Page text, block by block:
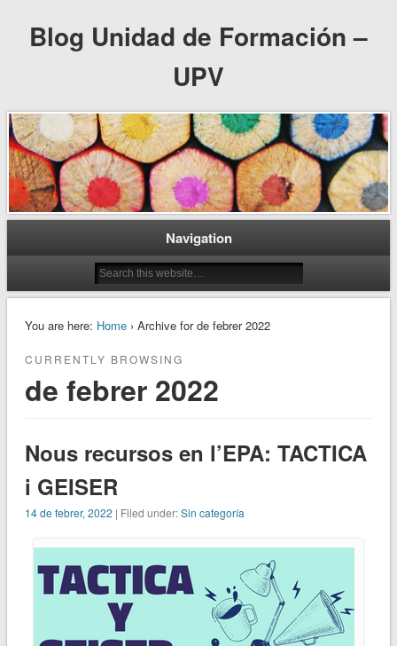
Blog Unidad de Formación –
UPV
Navigation
You are here: Home› Archive for de febrer 2022
CURRENTLY BROWSING
de febrer 2022
Nous recursos en l’EPA: TACTICA
i GEISER
14 de febrer, 2022 | Filed under:Sin categoría